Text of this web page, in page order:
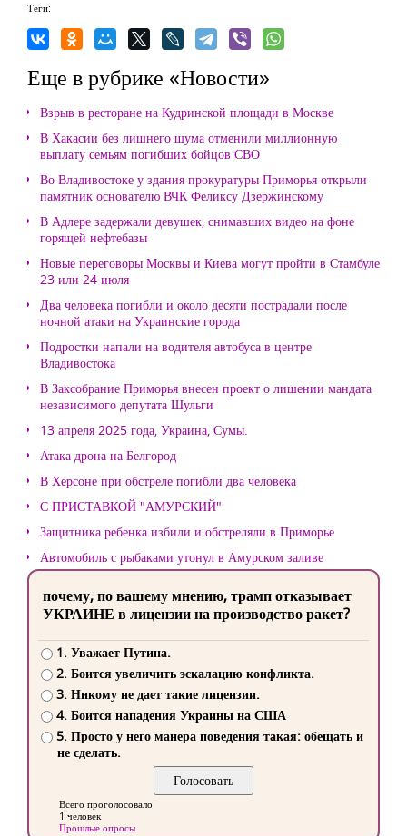
Теги:
Еще в рубрике «Новости»
Взрыв в ресторане на Кудринской площади в Москве
В Хакасии без лишнего шума отменили миллионную
выплату семьям погибших бойцов СВО
Во Владивостоке у здания прокуратуры Приморья открыли
памятник основателю ВЧК Феликсу Дзержинскому
В Адлере задержали девушек, снимавших видео на фоне
горящей нефтебазы
Новые переговоры Москвы и Киева могут пройти в Стамбуле
23 или 24 июля
Два человека погибли и около десяти пострадали после
ночной атаки на Украинские города
Подростки напали на водителя автобуса в центре
Владивостока
В Заксобрание Приморья внесен проект о лишении мандата
независимого депутата Шульги
13 апреля 2025 года, Украина, Сумы.
Атака дрона на Белгород
В Херсоне при обстреле погибли два человека
С ПРИСТАВКОЙ "АМУРСКИЙ"
Защитника ребенка избили и обстреляли в Приморье
Автомобиль с рыбаками утонул в Амурском заливе
почему, по вашему мнению, трамп отказывает
УКРАИНЕ в лицензии на производство ракет?
1. Уважает Путина.
2. Боится увеличить эскалацию конфликта.
3. Никому не дает такие лицензии.
4. Боится нападения Украины на США
5. Просто у него манера поведения такая: обещать и
не сделать.
Всего проголосовало
1 человек
Прошлые опросы